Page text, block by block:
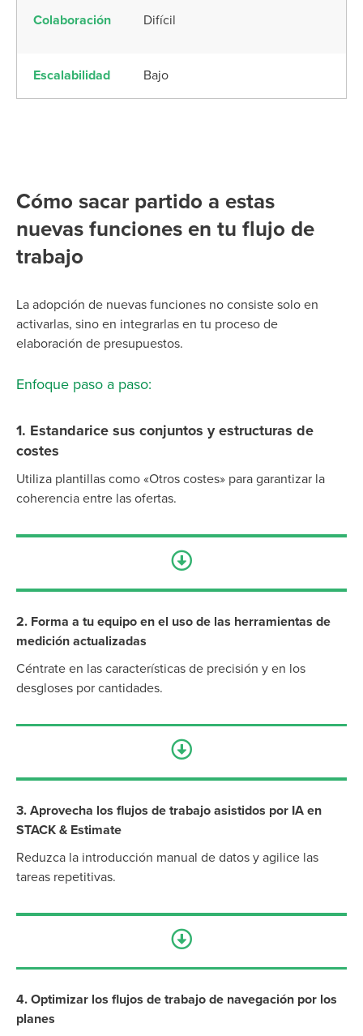
Colaboración Difícil
Escalabilidad Bajo
Cómo sacar partido a estas
nuevas funciones en tu flujo de
trabajo
La adopción de nuevas funciones no consiste solo en
activarlas, sino en integrarlas en tu proceso de
elaboración de presupuestos.
Enfoque paso a paso:
1. Estandarice sus conjuntos y estructuras de
costes
Utiliza plantillas como «Otros costes» para garantizar la
coherencia entre las ofertas.
2. Forma a tu equipo en el uso de las herramientas de
medición actualizadas
Céntrate en las características de precisión y en los
desgloses por cantidades.
3. Aprovecha los flujos de trabajo asistidos por IA en
STACK & Estimate
Reduzca la introducción manual de datos y agilice las
tareas repetitivas.
4. Optimizar los flujos de trabajo de navegación por los
planes